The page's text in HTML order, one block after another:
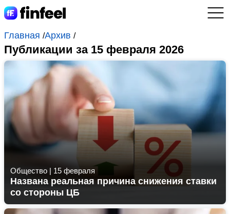
Главная /Архив /
Публикации за 15 февраля 2026
Общество | 15 февраля
Названа реальная причина снижения ставки
со стороны ЦБ